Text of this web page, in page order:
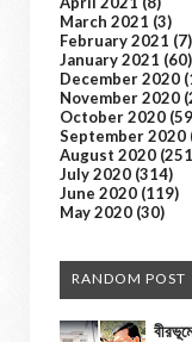
March 2021 (3)
February 2021 (7)
January 2021 (60)
December 2020
November 2020
October 2020
September 2020
August 2020
July 2020 (314)
June 2020 (119)
May 2020 (30)
RANDOM POST